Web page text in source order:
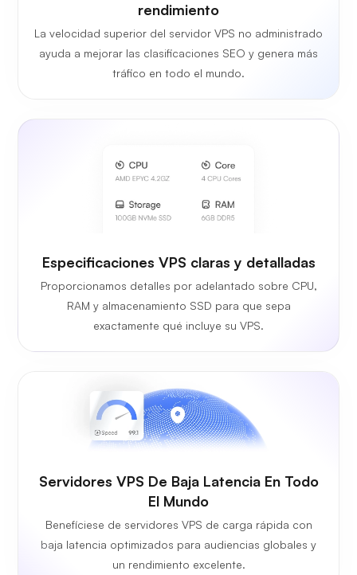
rendimiento
La velocidad superior del servidor VPS no administrado
ayuda a mejorar las clasificaciones SEO y genera más
tráfico en todo el mundo.
Especificaciones VPS claras y detalladas
Proporcionamos detalles por adelantado sobre CPU,
RAM y almacenamiento SSD para que sepa
exactamente qué incluye su VPS.
Servidores VPS De Baja Latencia En Todo
El Mundo
Benefíciese de servidores VPS de carga rápida con
baja latencia optimizados para audiencias globales y
un rendimiento excelente.